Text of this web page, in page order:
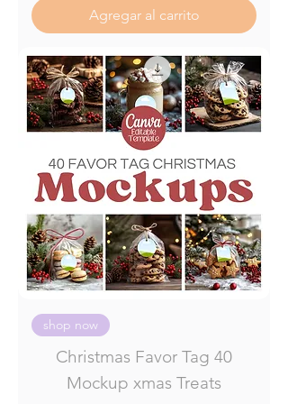
Agregar al carrito
shop now
Christmas Favor Tag 40
Mockup xmas Treats